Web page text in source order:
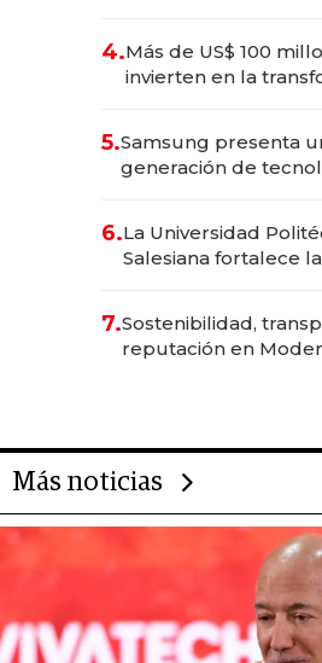
4.Más de US$ 100
invierten en la
5.Samsung presenta
generación de
6.La Universidad
Salesiana fortalece
7.Sostenibilidad,
reputación en
Más noticias